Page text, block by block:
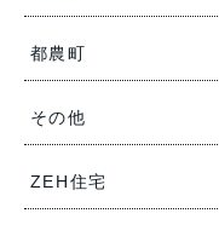
都農町
その他
ZEH住宅